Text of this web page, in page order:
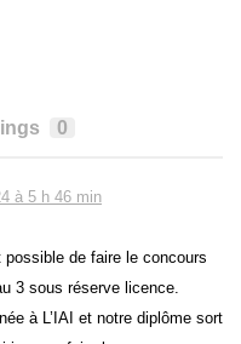
0
à 5 h 46 min
de faire le concours
3 sous réserve licence.
à L’IAI et notre diplôme sort